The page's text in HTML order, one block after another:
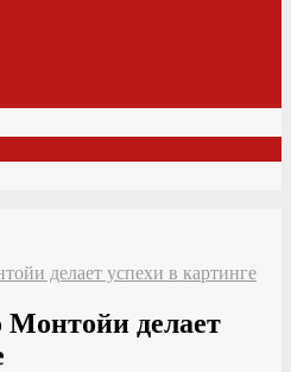
делает успехи в картинге
делает